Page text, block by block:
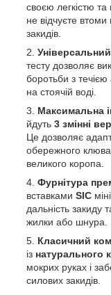
своєю легкістю
не відчуєте втоми
закидів.
тесту дозволяє
боротьби з течією
на стоячій воді.
Максимальна
йдуть 3 змінні
Це дозволяє
обережного
великого коропа.
Фурнітура
вставками SIC
дальність закиду
жилки або шнура.
Класичний
із натурального
мокрих руках і
силових закидів.